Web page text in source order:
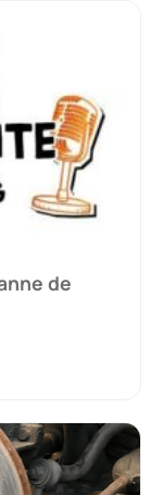
de